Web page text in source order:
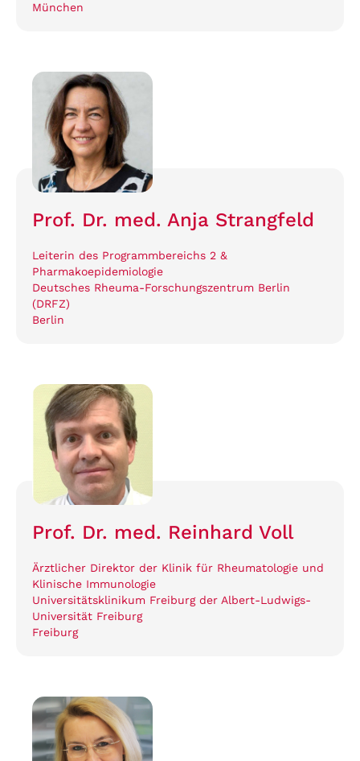
München
Prof. Dr. med. Anja Strangfeld
Leiterin des Programmbereichs 2 &
Pharmakoepidemiologie
Deutsches Rheuma-Forschungszentrum Berlin
(DRFZ)
Berlin
Prof. Dr. med. Reinhard Voll
Ärztlicher Direktor der Klinik für Rheumatologie und
Klinische Immunologie
Universitätsklinikum Freiburg der Albert-Ludwigs-
Universität Freiburg
Freiburg